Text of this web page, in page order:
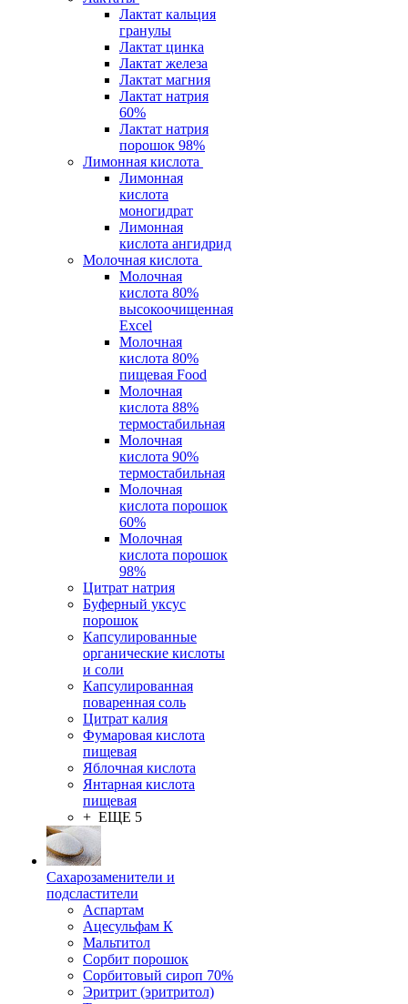
Лактат кальция
гранулы
Лактат цинка
Лактат железа
Лактат магния
Лактат натрия
60%
Лактат натрия
порошок 98%
Лимонная кислота
Лимонная
кислота
моногидрат
Лимонная
кислота ангидрид
Молочная кислота
Молочная
кислота 80%
высокоочищенная
Excel
Молочная
кислота 80%
пищевая Food
Молочная
кислота 88%
термостабильная
Молочная
кислота 90%
термостабильная
Молочная
кислота порошок
60%
Молочная
кислота порошок
98%
Цитрат натрия
Буферный уксус
порошок
Капсулированные
органические кислоты
и соли
Капсулированная
поваренная соль
Цитрат калия
Фумаровая кислота
пищевая
Яблочная кислота
Янтарная кислота
пищевая
+ ЕЩЕ 5
Сахарозаменители и
подсластители
Аспартам
Ацесульфам К
Мальтитол
Сорбит порошок
Сорбитовый сироп 70%
Эритрит (эритритол)